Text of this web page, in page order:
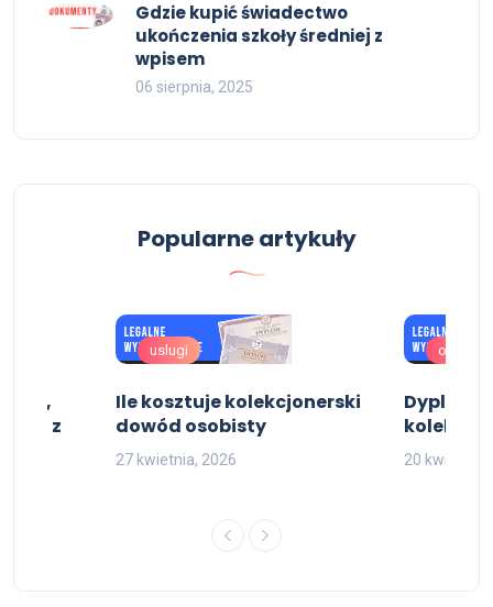
Gdzie kupić świadectwo
ukończenia szkoły średniej z
wpisem
06 sierpnia, 2025
Popularne artykuły
z
uslugi
Ile kosztuje kolekcjonerski
dowód osobisty
27 kwietnia, 2026
oferta
Dyplom
20 kwietnia,